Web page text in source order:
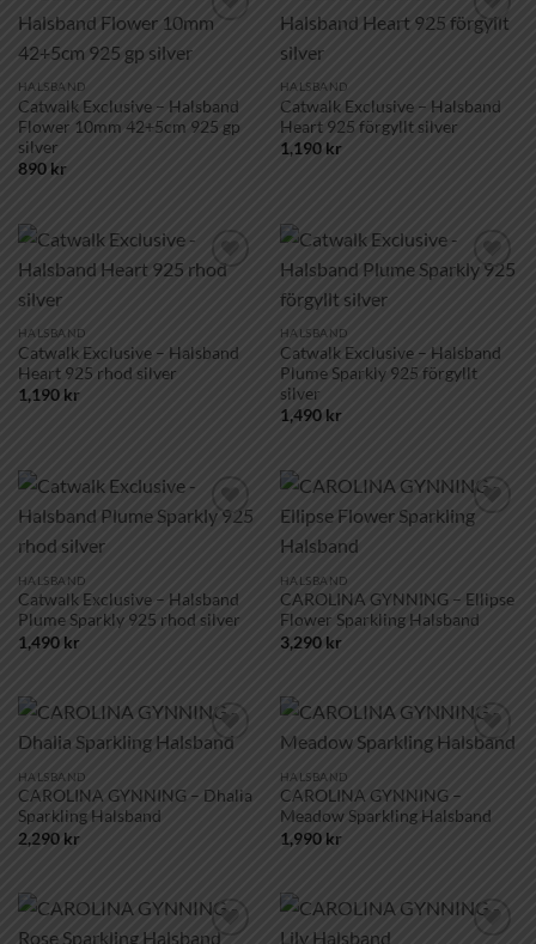
önskelistan!
HALSBAND
Catwalk Exclusive – Halsband
Flower 10mm 42+5cm 925 gp
silver
890 kr
Lägg till i
HALSBAND
Catwalk Exclusive – Halsband
Heart 925 förgyllt silver
1,190 kr
HALSBAND
Catwalk Exclusive – Halsband
Heart 925 rhod silver
1,190 kr
Lägg till i
HALSBAND
Catwalk Exclusive – Halsband
Plume Sparkly 925 förgyllt
silver
1,490 kr
Lägg till i
HALSBAND
Catwalk Exclusive – Halsband
Plume Sparkly 925 rhod silver
1,490 kr
Lägg till i
HALSBAND
CAROLINA GYNNING – Ellipse
Flower Sparkling Halsband
3,290 kr
HALSBAND
CAROLINA GYNNING – Dhalia
Sparkling Halsband
2,290 kr
HALSBAND
CAROLINA GYNNING –
Meadow Sparkling Halsband
1,990 kr